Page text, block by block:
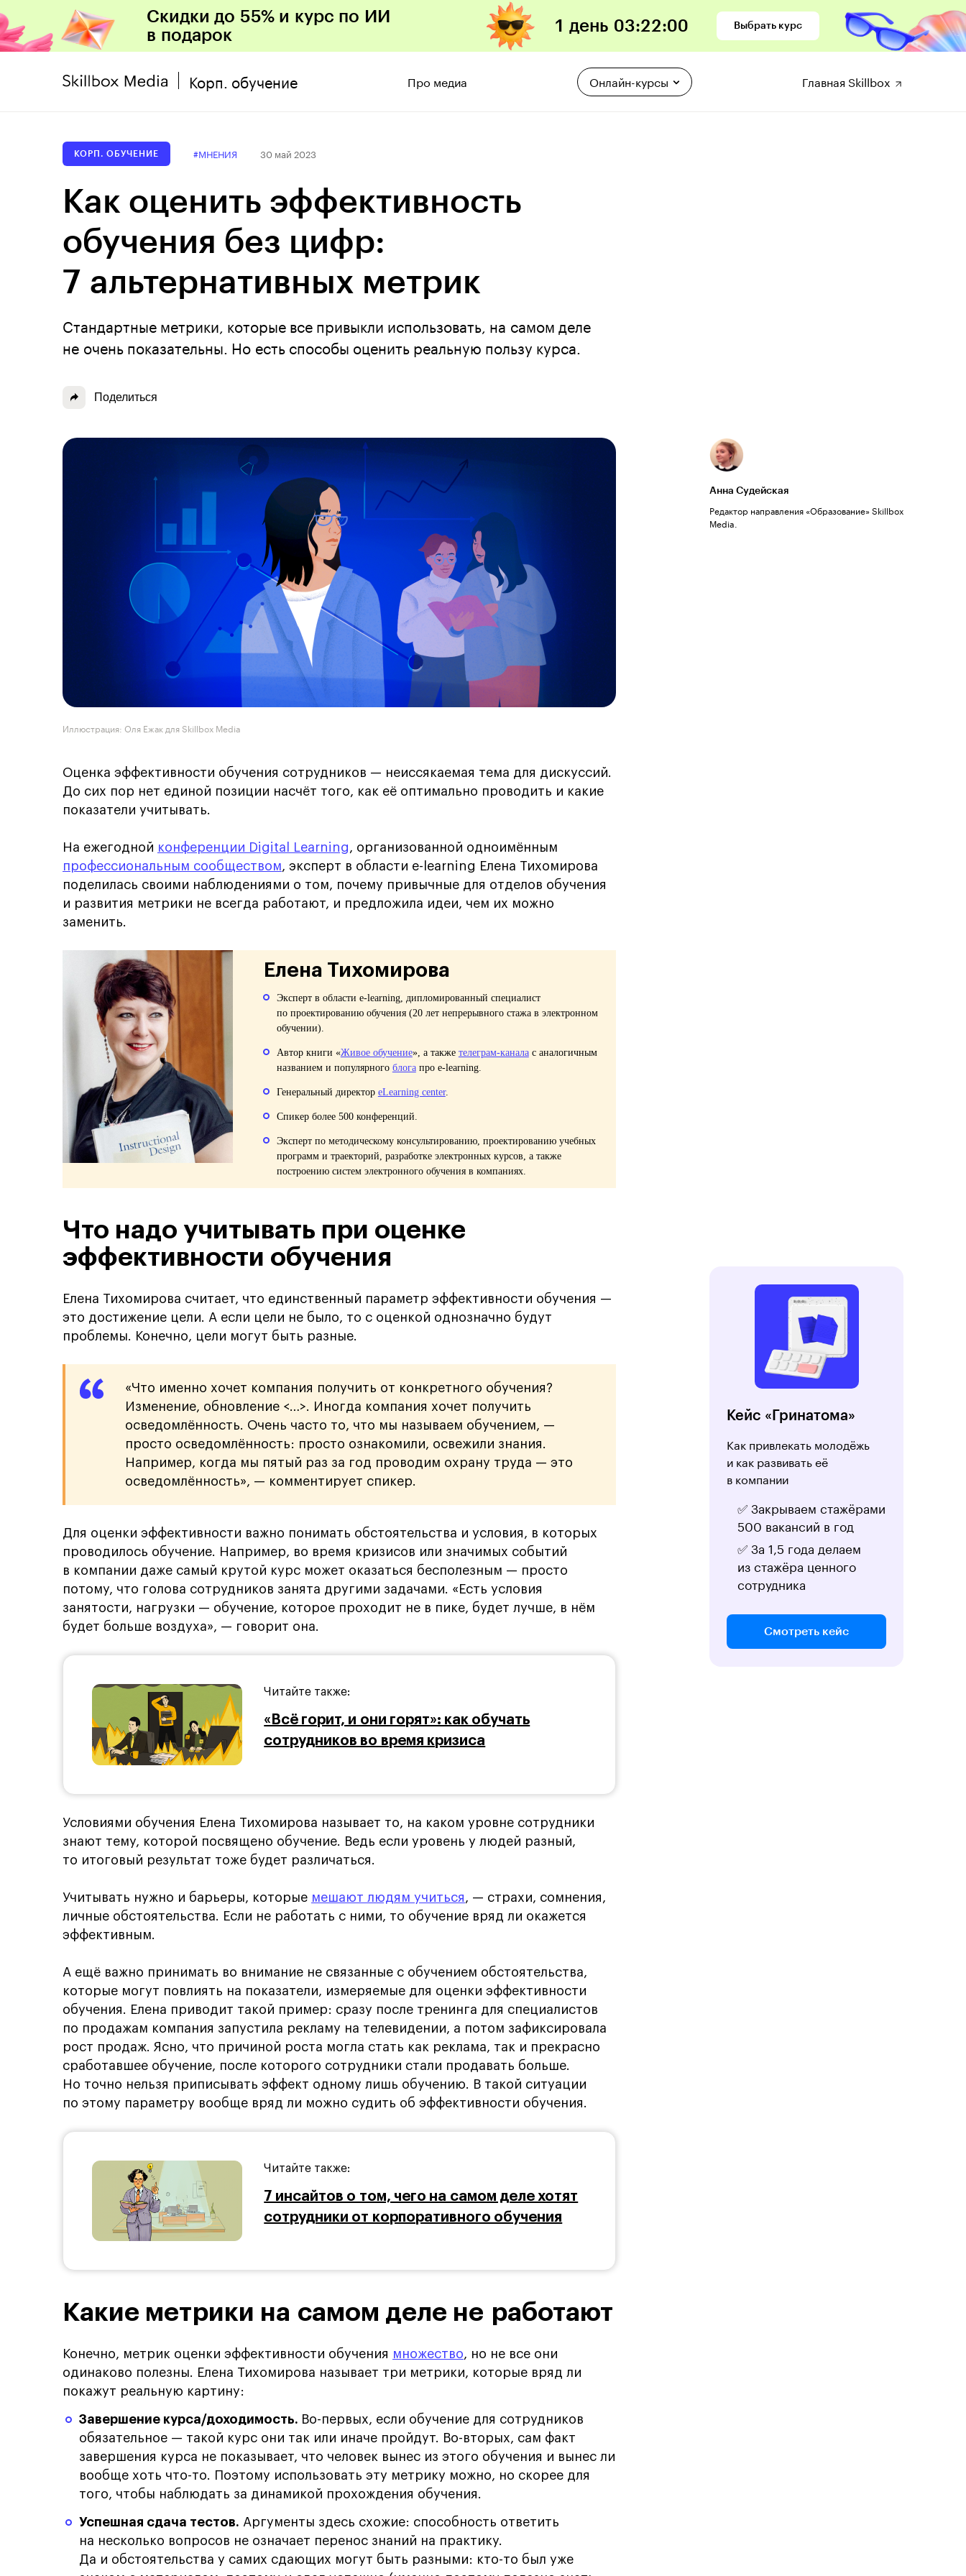
Скидки до 55% и курс по ИИ
в подарок
1 день 03:21:58 Выбрать курс
Корп. обучение Про медиа Онлайн-курсы Главная Skillbox
КОРП. ОБУЧЕНИЕ #МНЕНИЯ 30 май 2023
Как оценить эффективность
обучения без цифр:
7 альтернативных метрик
Стандартные метрики, которые все привыкли использовать, на самом деле
не очень показательны. Но есть способы оценить реальную пользу курса.
Поделиться
Иллюстрация: Оля Ежак для Skillbox Media
Анна Судейская
Редактор направления «Образование» Skillbox
Media.
Кейс «Гринатома»
Как привлекать молодёжь
и как развивать её
в компании
✅ Закрываем стажёрами
500 вакансий в год
✅ За 1,5 года делаем
из стажёра ценного
сотрудника
Смотреть кейс
Оценка эффективности обучения сотрудников — неиссякаемая тема для дискуссий.
До сих пор нет единой позиции насчёт того, как её оптимально проводить и какие
показатели учитывать.
На ежегодной конференции Digital Learning , организованной одноимённым
профессиональным сообществом, эксперт в области e-learning Елена Тихомирова
поделилась своими наблюдениями о том, почему привычные для отделов обучения
и развития метрики не всегда работают, и предложила идеи, чем их можно
заменить.
Елена Тихомирова
Эксперт в области e-learning, дипломированный специалист
по проектированию обучения (20 лет непрерывного стажа в электронном
обучении).
Автор книги «Живое обучение», а также телеграм-каналас аналогичным
названием и популярного блогапро e-learning.
Генеральный директор eLearning center.
Спикер более 500 конференций.
Эксперт по методическому консультированию, проектированию учебных
программ и траекторий, разработке электронных курсов, а также
построению систем электронного обучения в компаниях.
Что надо учитывать при оценке
эффективности обучения
Елена Тихомирова считает, что единственный параметр эффективности обучения —
это достижение цели. А если цели не было, то с оценкой однозначно будут
проблемы. Конечно, цели могут быть разные.
«Что именно хочет компания получить от конкретного обучения?
Изменение, обновление <…>. Иногда компания хочет получить
осведомлённость. Очень часто то, что мы называем обучением, —
просто осведомлённость: просто ознакомили, освежили знания.
Например, когда мы пятый раз за год проводим охрану труда — это
осведомлённость», — комментирует спикер.
Для оценки эффективности важно понимать обстоятельства и условия, в которых
проводилось обучение. Например, во время кризисов или значимых событий
в компании даже самый крутой курс может оказаться бесполезным — просто
потому, что голова сотрудников занята другими задачами. «Есть условия
занятости, нагрузки — обучение, которое проходит не в пике, будет лучше, в нём
будет больше воздуха», — говорит она.
Читайте также:
«Всё горит, и они горят»: как обучать
сотрудников во время кризиса
Условиями обучения Елена Тихомирова называет то, на каком уровне сотрудники
знают тему, которой посвящено обучение. Ведь если уровень у людей разный,
то итоговый результат тоже будет различаться.
Учитывать нужно и барьеры, которые мешают людям учиться , — страхи, сомнения,
личные обстоятельства. Если не работать с ними, то обучение вряд ли окажется
эффективным.
А ещё важно принимать во внимание не связанные с обучением обстоятельства,
которые могут повлиять на показатели, измеряемые для оценки эффективности
обучения. Елена приводит такой пример: сразу после тренинга для специалистов
по продажам компания запустила рекламу на телевидении, а потом зафиксировала
рост продаж. Ясно, что причиной роста могла стать как реклама, так и прекрасно
сработавшее обучение, после которого сотрудники стали продавать больше.
Но точно нельзя приписывать эффект одному лишь обучению. В такой ситуации
по этому параметру вообще вряд ли можно судить об эффективности обучения.
Читайте также:
7 инсайтов о том, чего на самом деле хотят
сотрудники от корпоративного обучения
Какие метрики на самом деле не работают
Конечно, метрик оценки эффективности обучения множество, но не все они
одинаково полезны. Елена Тихомирова называет три метрики, которые вряд ли
покажут реальную картину:
Завершение курса/доходимость. Во-первых, если обучение для сотрудников
обязательное — такой курс они так или иначе пройдут. Во-вторых, сам факт
завершения курса не показывает, что человек вынес из этого обучения и вынес ли
вообще хоть что-то. Поэтому использовать эту метрику можно, но скорее для
того, чтобы наблюдать за динамикой прохождения обучения.
Успешная сдача тестов. Аргументы здесь схожие: способность ответить
на несколько вопросов не означает перенос знаний на практику.
Да и обстоятельства у самих сдающих могут быть разными: кто-то был уже